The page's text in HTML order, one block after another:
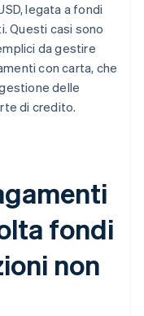
legata a fondi
Questi casi sono
da gestire
con carta, che
delle
di credito.
fondi
non